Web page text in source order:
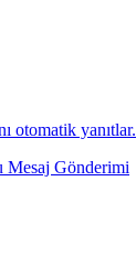
otomatik yanıtlar.
Mesaj Gönderimi